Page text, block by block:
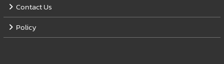
Contact Us
Policy